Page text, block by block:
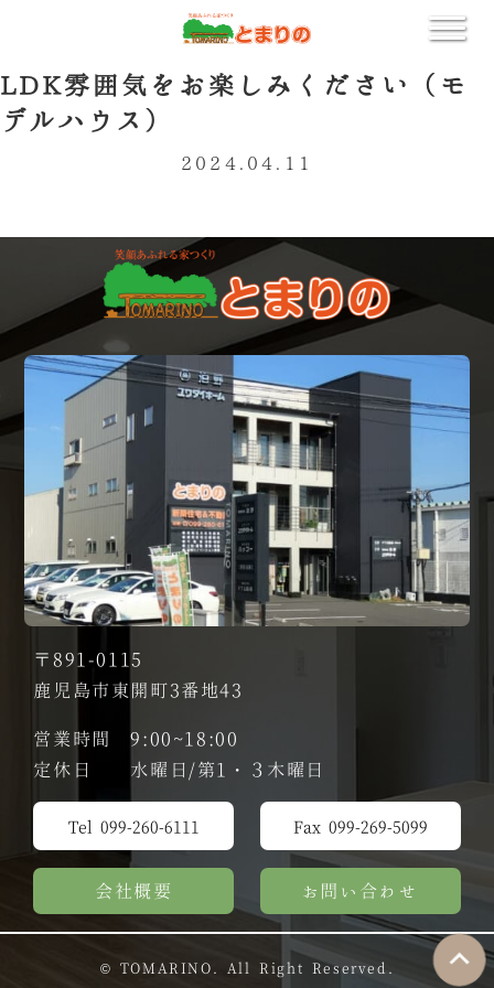
LDK雰囲気をお楽しみください（モ
デルハウス）
2024.04.11
〒891-0115
鹿児島市東開町3番地43
営業時間 9:00~18:00
定休日 水曜日/第1・３木曜日
Tel 099-260-6111 Fax 099-269-5099
会社概要 お問い合わせ
© TOMARINO. All Right Reserved.